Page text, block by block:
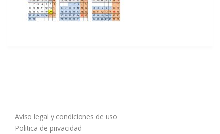
Aviso legal y condiciones de uso
Politica de privacidad